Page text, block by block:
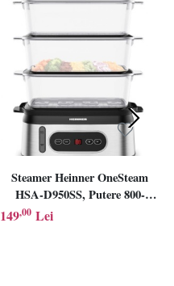
Steamer Heinner OneSteam
HSA-D950SS, Putere 800-
950W, Display LED, Capacitate
149,00 Lei